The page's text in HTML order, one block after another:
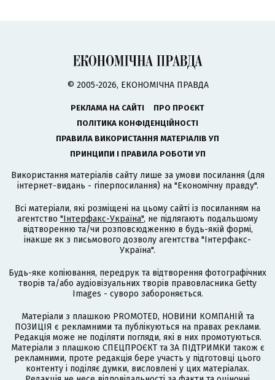
© 2005-2026, ЕКОНОМІЧНА ПРАВДА
РЕКЛАМА НА САЙТІ
ПРО ПРОЄКТ
ПОЛІТИКА КОНФІДЕНЦІЙНОСТІ
ПРАВИЛА ВИКОРИСТАННЯ МАТЕРІАЛІВ УП
ПРИНЦИПИ І ПРАВИЛА РОБОТИ УП
Використання матеріалів сайту лише за умови посилання (для
інтернет-видань - гіперпосилання) на "Економічну правду".
Всі матеріали, які розміщені на цьому сайті із посиланням на
агентство "Інтерфакс-Україна", не підлягають подальшому
відтворенню та/чи розповсюдженню в будь-якій формі,
інакше як з письмового дозволу агентства "Інтерфакс-
Україна".
Будь-яке копіювання, передрук та відтворення фотографічних
творів та/або аудіовізуальних творів правовласника Getty
Images - суворо забороняється.
Матеріали з плашкою PROMOTED, НОВИНИ КОМПАНІЙ та
ПОЗИЦІЯ є рекламними та публікуються на правах реклами.
Редакція може не поділяти погляди, які в них промотуються.
Матеріали з плашкою СПЕЦПРОЄКТ та ЗА ПІДТРИМКИ також є
рекламними, проте редакція бере участь у підготовці цього
контенту і поділяє думки, висловлені у цих матеріалах.